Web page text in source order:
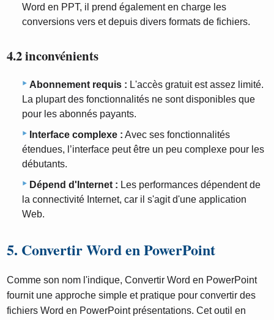
Word en PPT, il prend également en charge les
conversions vers et depuis divers formats de fichiers.
4.2 inconvénients
Abonnement requis : L'accès gratuit est assez limité.
La plupart des fonctionnalités ne sont disponibles que
pour les abonnés payants.
Interface complexe : Avec ses fonctionnalités
étendues, l’interface peut être un peu complexe pour les
débutants.
Dépend d'Internet : Les performances dépendent de
la connectivité Internet, car il s'agit d'une application
Web.
5. Convertir Word en PowerPoint
Comme son nom l'indique, Convertir Word en PowerPoint
fournit une approche simple et pratique pour convertir des
fichiers Word en PowerPoint présentations. Cet outil en